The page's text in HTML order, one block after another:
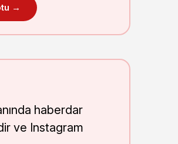
→
haberdar
ve Instagram